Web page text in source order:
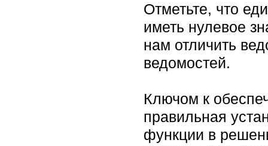
Отметьте, что
иметь нулевое
нам отличить
ведомостей.
Ключом к
правильная
функции в